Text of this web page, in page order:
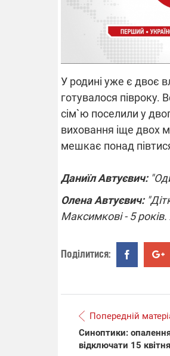
У родині уже є двоє
готувалося півроку.
сім`ю поселили у
виховання іще двох
мешкає понад
Даниїл Автуєвич:
Олена Автуєвич:
Максимкові - 5
Поділитися:
Попередній
Синоптики:
відключати 15 квітня